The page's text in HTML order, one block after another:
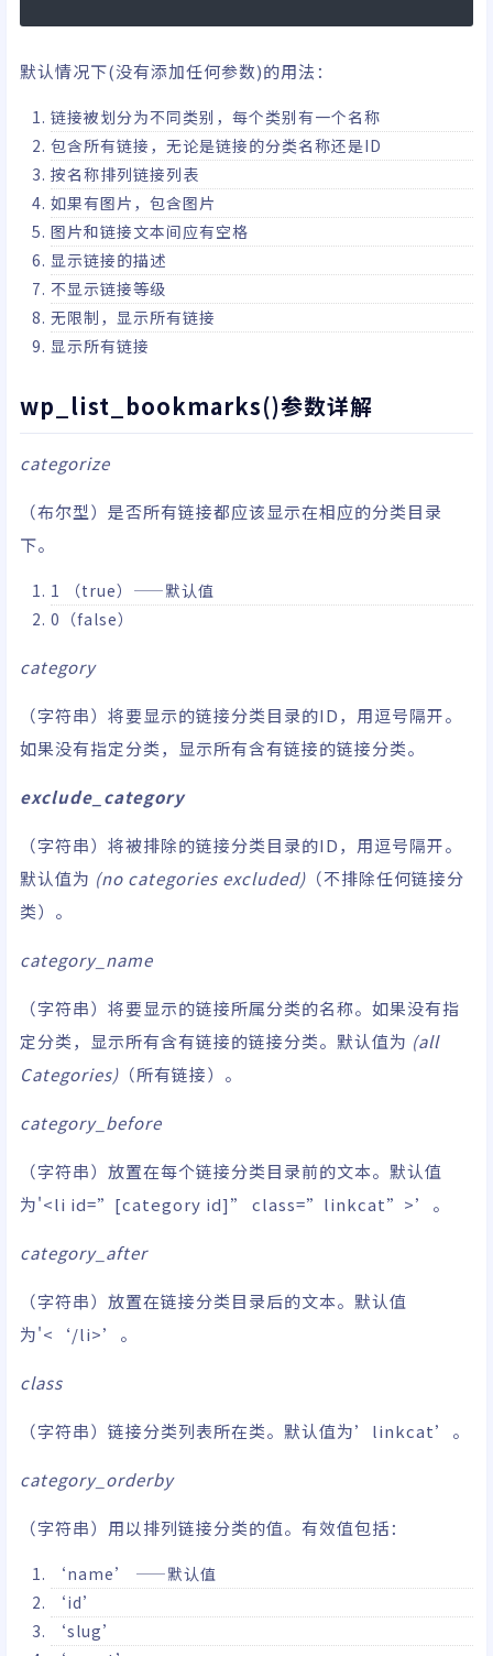
默认情况下(没有添加任何参数)的用法：
链接被划分为不同类别，每个类别有一个名称
包含所有链接，无论是链接的分类名称还是ID
按名称排列链接列表
如果有图片，包含图片
图片和链接文本间应有空格
显示链接的描述
不显示链接等级
无限制，显示所有链接
显示所有链接
wp_list_bookmarks()参数详解
categorize
（布尔型）是否所有链接都应该显示在相应的分类目录
下。
1 （true）——默认值
0（false）
category
（字符串）将要显示的链接分类目录的ID，用逗号隔开。
如果没有指定分类，显示所有含有链接的链接分类。
exclude_category
（字符串）将被排除的链接分类目录的ID，用逗号隔开。
默认值为 (no categories excluded) （不排除任何链接分
类）。
category_name
（字符串）将要显示的链接所属分类的名称。如果没有指
定分类，显示所有含有链接的链接分类。默认值为 (all
Categories) （所有链接）。
category_before
（字符串）放置在每个链接分类目录前的文本。默认值
为'<li id=”[category id]” class=”linkcat”>’。
category_after
（字符串）放置在链接分类目录后的文本。默认值
为'<‘/li>’。
class
（字符串）链接分类列表所在类。默认值为’linkcat’。
category_orderby
（字符串）用以排列链接分类的值。有效值包括：
‘name’ ——默认值
‘id’
‘slug’